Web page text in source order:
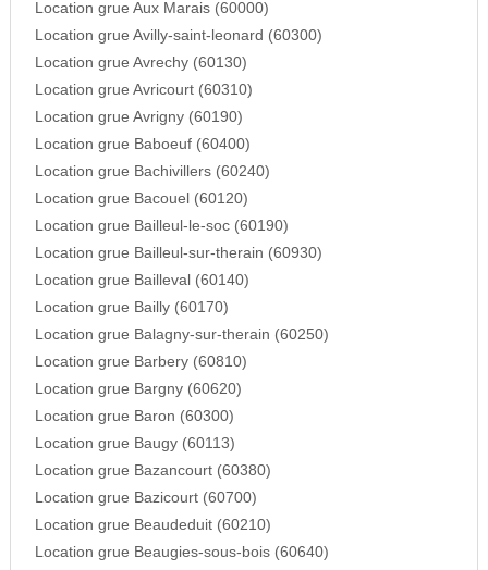
Location grue Aux Marais (60000)
Location grue Avilly-saint-leonard (60300)
Location grue Avrechy (60130)
Location grue Avricourt (60310)
Location grue Avrigny (60190)
Location grue Baboeuf (60400)
Location grue Bachivillers (60240)
Location grue Bacouel (60120)
Location grue Bailleul-le-soc (60190)
Location grue Bailleul-sur-therain (60930)
Location grue Bailleval (60140)
Location grue Bailly (60170)
Location grue Balagny-sur-therain (60250)
Location grue Barbery (60810)
Location grue Bargny (60620)
Location grue Baron (60300)
Location grue Baugy (60113)
Location grue Bazancourt (60380)
Location grue Bazicourt (60700)
Location grue Beaudeduit (60210)
Location grue Beaugies-sous-bois (60640)